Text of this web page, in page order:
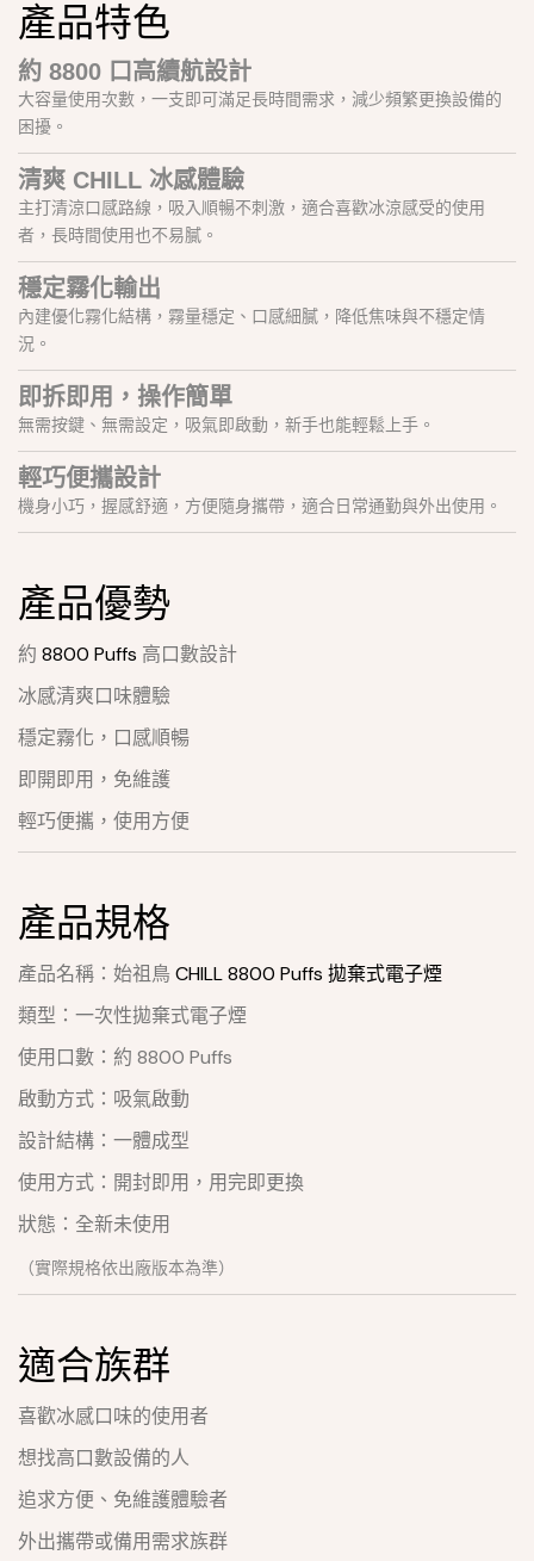
產品特色
約 8800 口高續航設計
大容量使用次數，一支即可滿足長時間需求，減少頻繁更換設備的
困擾。
清爽 CHILL 冰感體驗
主打清涼口感路線，吸入順暢不刺激，適合喜歡冰涼感受的使用
者，長時間使用也不易膩。
穩定霧化輸出
內建優化霧化結構，霧量穩定、口感細膩，降低焦味與不穩定情
況。
即拆即用，操作簡單
無需按鍵、無需設定，吸氣即啟動，新手也能輕鬆上手。
輕巧便攜設計
機身小巧，握感舒適，方便隨身攜帶，適合日常通勤與外出使用。
產品優勢
約 8800 Puffs 高口數設計
冰感清爽口味體驗
穩定霧化，口感順暢
即開即用，免維護
輕巧便攜，使用方便
產品規格
產品名稱：始祖鳥 CHILL 8800 Puffs 拋棄式電子煙
類型：一次性拋棄式電子煙
使用口數：約 8800 Puffs
啟動方式：吸氣啟動
設計結構：一體成型
使用方式：開封即用，用完即更換
狀態：全新未使用
（實際規格依出廠版本為準）
適合族群
喜歡冰感口味的使用者
想找高口數設備的人
追求方便、免維護體驗者
外出攜帶或備用需求族群